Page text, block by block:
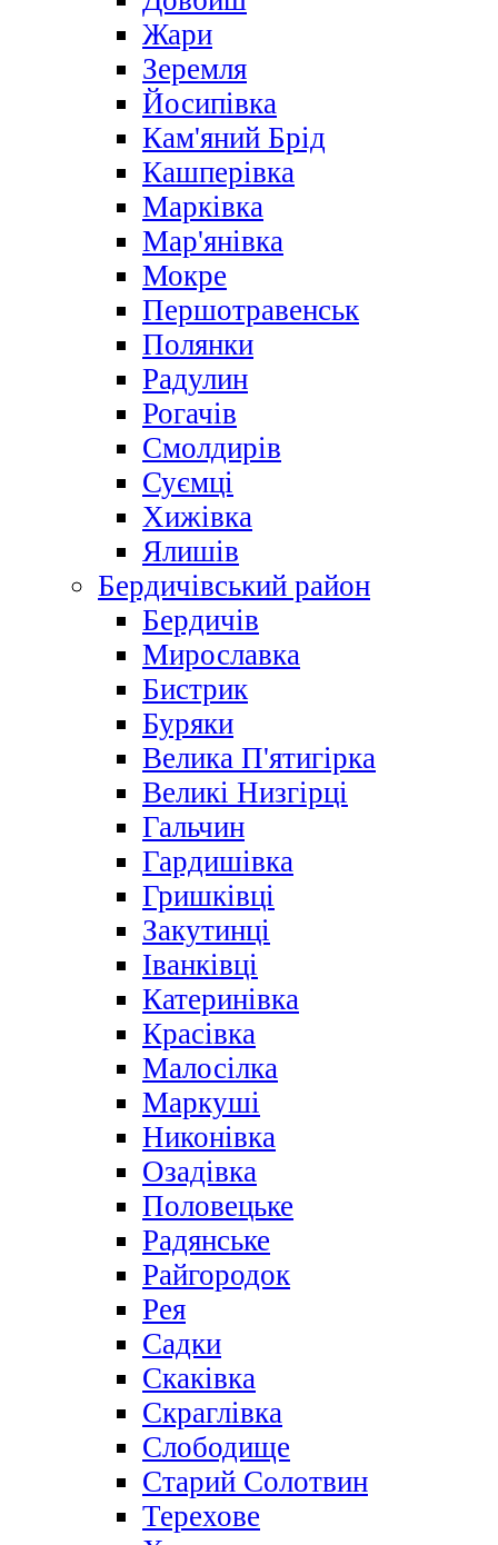
Жари
Зеремля
Йосипівка
Кам'яний Брід
Кашперівка
Марківка
Мар'янівка
Мокре
Першотравенськ
Полянки
Радулин
Рогачів
Смолдирів
Суємці
Хижівка
Ялишів
Бердичівський район
Бердичів
Мирославка
Бистрик
Буряки
Велика П'ятигірка
Великі Низгірці
Гальчин
Гардишівка
Гришківці
Закутинці
Іванківці
Катеринівка
Красівка
Малосілка
Маркуші
Никонівка
Озадівка
Половецьке
Радянське
Райгородок
Рея
Садки
Скаківка
Скраглівка
Слободище
Старий Солотвин
Терехове